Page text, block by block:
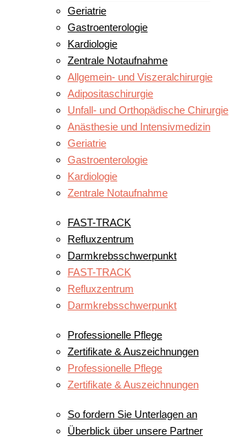
Geriatrie
Gastroenterologie
Kardiologie
Zentrale Notaufnahme
Allgemein- und Viszeralchirurgie
Adipositaschirurgie
Unfall- und Orthopädische Chirurgie
Anästhesie und Intensivmedizin
Geriatrie
Gastroenterologie
Kardiologie
Zentrale Notaufnahme
FAST-TRACK
Refluxzentrum
Darmkrebsschwerpunkt
FAST-TRACK
Refluxzentrum
Darmkrebsschwerpunkt
Professionelle Pflege
Zertifikate & Auszeichnungen
Professionelle Pflege
Zertifikate & Auszeichnungen
So fordern Sie Unterlagen an
Überblick über unsere Partner